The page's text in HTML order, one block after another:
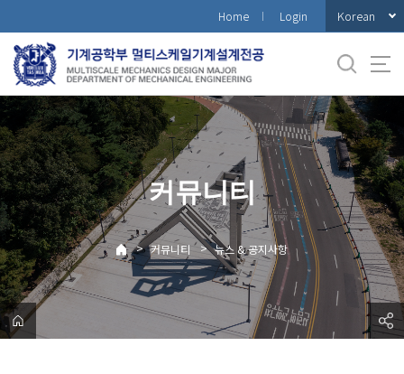
로
메
뉴
Home Login Korean
커뮤니티
> 커뮤니티 > 뉴스 & 공지사항